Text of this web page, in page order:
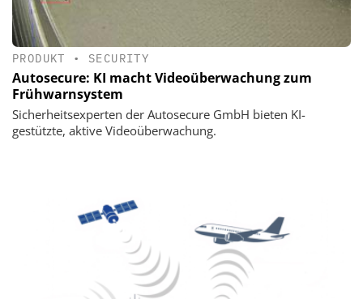
PRODUKT • SECURITY
Autosecure: KI macht Videoüberwachung zum
Frühwarnsystem
Sicherheitsexperten der Autosecure GmbH bieten KI-
gestützte, aktive Videoüberwachung.